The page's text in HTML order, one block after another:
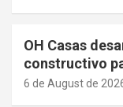
OH Casas
constructivo
6 de August de